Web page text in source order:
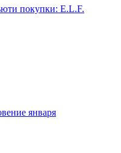
покупки: E.L.F.
января